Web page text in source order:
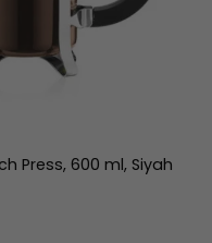
Press, 600 ml, Siyah